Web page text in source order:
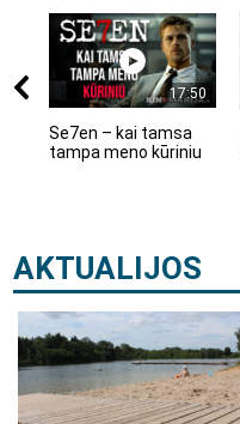
17:50
Se7en – kai tamsa
tampa meno kūriniu
AKTUALIJOS